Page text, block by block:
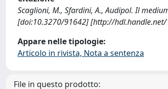
Scaglioni, M., Sfardini, A., Audipol. Il
[doi:10.3270/91642] [http://
Appare nelle tipologie:
Articolo in rivista, Nota a sentenza
File in questo prodotto: